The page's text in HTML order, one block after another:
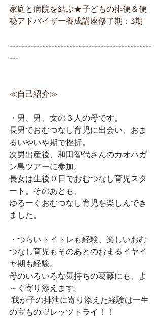
家庭と病院を結ぶ★子どもの排便＆便
秘アドバイザー養成講座修了期：3期
-----------------------------------------------
---
≪自己紹介≫
・男、男、女の３人の母です。
長男でおむつなし育児に出会い、おま
るいやいや期で挫折。
次男出産後、和田智代さんのカオハガ
ン島ツアーに参加。
長女は生後０日でおむつなし育児スタ
ート。そのあとも、
ゆるーくおむつなし育児を楽しんでき
ました。
・つらいトイトレも経験、楽しいおむ
つなし育児もそのあとのおまるイヤイ
ヤ期も経験。
母のいろいろな気持ちの葛藤にも、よ
～く寄り添えます。
の宝もの♡レッツトライ！！